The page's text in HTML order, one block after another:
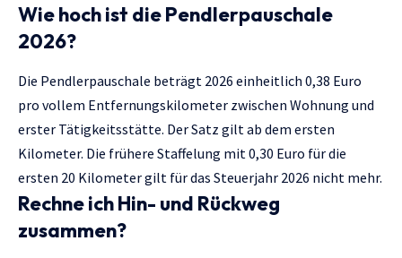
Wie hoch ist die Pendlerpauschale
2026?
Die Pendlerpauschale beträgt 2026 einheitlich 0,38 Euro
pro vollem Entfernungskilometer zwischen Wohnung und
erster Tätigkeitsstätte. Der Satz gilt ab dem ersten
Kilometer. Die frühere Staffelung mit 0,30 Euro für die
ersten 20 Kilometer gilt für das Steuerjahr 2026 nicht mehr.
Rechne ich Hin- und Rückweg
zusammen?